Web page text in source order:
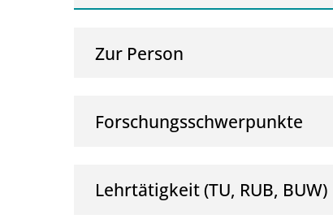
Zur Person
Forschungsschwerpunkte
Lehrtätigkeit (TU, RUB, BUW)